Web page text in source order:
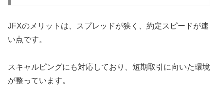
JFXのメリットは、スプレッドが狭く、約定スピードが速
い点です。
スキャルピングにも対応しており、短期取引に向いた環境
が整っています。